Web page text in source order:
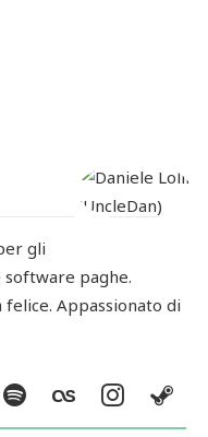
gli
paghe.
Appassionato di
SpotifyLast.fm